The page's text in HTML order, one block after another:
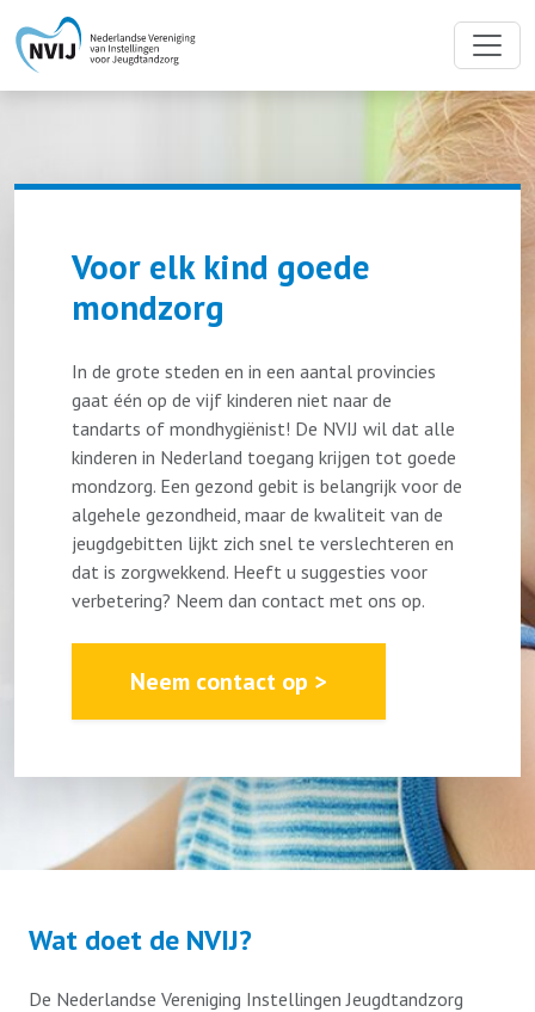
Spring naar de hoofdinhoud
Voor elk kind goede
mondzorg
In de grote steden en in een aantal provincies
gaat één op de vijf kinderen niet naar de
tandarts of mondhygiënist! De NVIJ wil dat alle
kinderen in Nederland toegang krijgen tot goede
mondzorg. Een gezond gebit is belangrijk voor de
algehele gezondheid, maar de kwaliteit van de
jeugdgebitten lijkt zich snel te verslechteren en
dat is zorgwekkend. Heeft u suggesties voor
verbetering? Neem dan contact met ons op.
Neem contact op >
Wat doet de NVIJ?
De Nederlandse Vereniging Instellingen Jeugdtandzorg